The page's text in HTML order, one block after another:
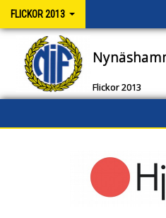
FLICKOR 2013
Flickor 2013